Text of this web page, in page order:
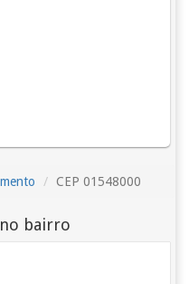
CEP 01548000
bairro